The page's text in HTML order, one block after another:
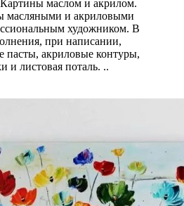
маслом и акрилом.
масляными и акриловыми
художником. В
при написании,
пасты, акриловые контуры,
и листовая поталь. ..